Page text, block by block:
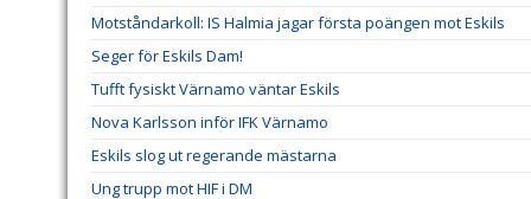
Motståndarkoll: IS Halmia jagar första poängen mot Eskils
Seger för Eskils Dam!
Tufft fysiskt Värnamo väntar Eskils
Nova Karlsson inför IFK Värnamo
Eskils slog ut regerande mästarna
Ung trupp mot HIF i DM